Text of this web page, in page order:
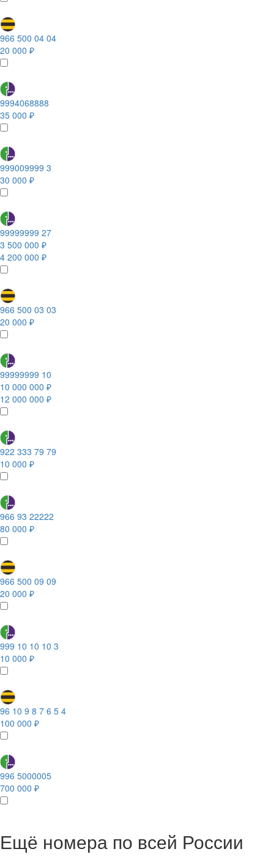
966 500 04 04
20 000 ₽
9994068888
35 000 ₽
999009999 3
30 000 ₽
99999999 27
3 500 000 ₽
4 200 000 ₽
966 500 03 03
20 000 ₽
99999999 10
10 000 000 ₽
12 000 000 ₽
922 333 79 79
10 000 ₽
966 93 22222
80 000 ₽
966 500 09 09
20 000 ₽
999 10 10 10 3
10 000 ₽
96 10 9 8 7 6 5 4
100 000 ₽
996 5000005
700 000 ₽
Ещё номера по всей России